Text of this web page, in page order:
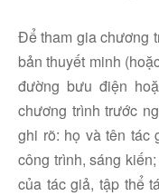
Để tham gia chương
bản thuyết minh
đường bưu điện
chương trình trước
ghi rõ: họ và tên tác
công trình, sáng
của tác giả, tập thể